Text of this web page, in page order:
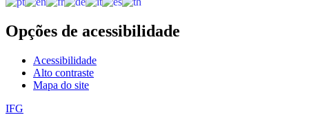
Opções de acessibilidade
Acessibilidade
Alto contraste
Mapa do site
IFG